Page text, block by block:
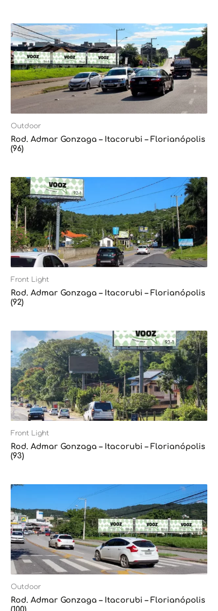
Outdoor
Rod. Admar Gonzaga – Itacorubi – Florianópolis
(96)
Front Light
Rod. Admar Gonzaga – Itacorubi – Florianópolis
(92)
Front Light
Rod. Admar Gonzaga – Itacorubi – Florianópolis
(93)
Outdoor
Rod. Admar Gonzaga – Itacorubi – Florianópolis